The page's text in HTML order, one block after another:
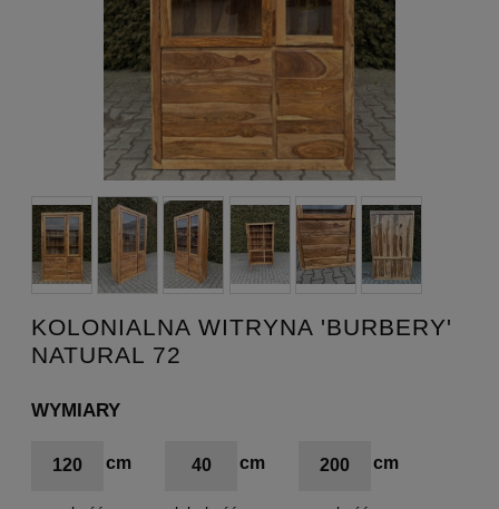
KOLONIALNA WITRYNA 'BURBERY'
NATURAL 72
WYMIARY
120 40 200